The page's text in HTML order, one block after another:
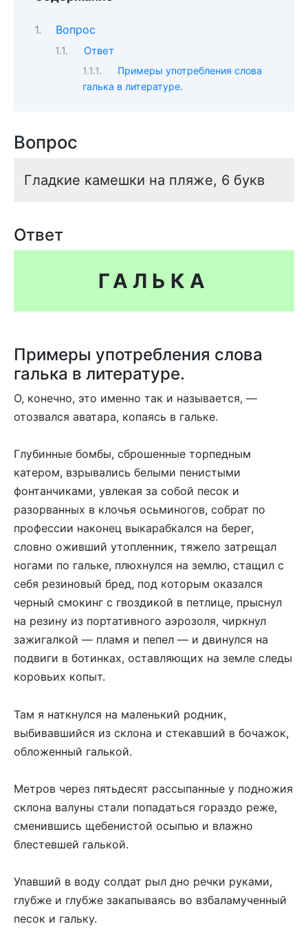
Вопрос
Ответ
Примеры употребления слова
галька в литературе.
Вопрос
Гладкие камешки на пляже, 6 букв
Ответ
ГАЛЬКА
Примеры употребления слова
галька в литературе.
О, конечно, это именно так и называется, —
отозвался аватара, копаясь в гальке.
Глубинные бомбы, сброшенные торпедным
катером, взрывались белыми пенистыми
фонтанчиками, увлекая за собой песок и
разорванных в клочья осьминогов, собрат по
профессии наконец выкарабкался на берег,
словно оживший утопленник, тяжело затрещал
ногами по гальке, плюхнулся на землю, стащил с
себя резиновый бред, под которым оказался
черный смокинг с гвоздикой в петлице, прыснул
на резину из портативного аэрозоля, чиркнул
зажигалкой — пламя и пепел — и двинулся на
подвиги в ботинках, оставляющих на земле следы
коровьих копыт.
Там я наткнулся на маленький родник,
выбивавшийся из склона и стекавший в бочажок,
обложенный галькой.
Метров через пятьдесят рассыпанные у подножия
склона валуны стали попадаться гораздо реже,
сменившись щебенистой осыпью и влажно
блестевшей галькой.
Упавший в воду солдат рыл дно речки руками,
глубже и глубже закапываясь во взбаламученный
песок и гальку.